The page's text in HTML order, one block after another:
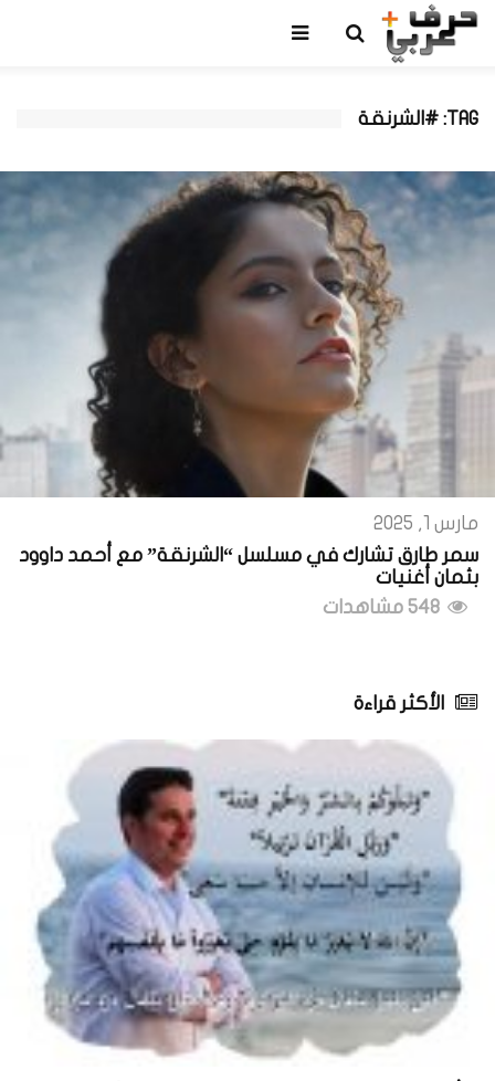
TAG: #الشرنقة
مارس 1, 2025
سمر طارق تشارك في مسلسل “الشرنقة” مع أحمد داوود
بثمان أغنيات
الأكثر قراءة